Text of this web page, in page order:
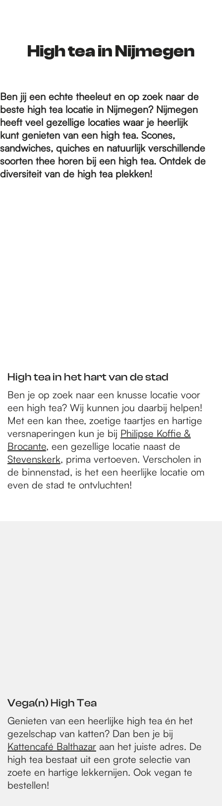
d
e
h
o
e
High tea in Nijmegen
Ben jij een echte theeleut en op zoek naar de
beste high tea locatie in Nijmegen? Nijmegen
heeft veel gezellige locaties waar je heerlijk
kunt genieten van een high tea. Scones,
sandwiches, quiches en natuurlijk verschillende
soorten thee horen bij een high tea. Ontdek de
diversiteit van de high tea plekken!
High tea in het hart van de stad
Ben je op zoek naar een knusse locatie voor
een high tea? Wij kunnen jou daarbij helpen!
Met een kan thee, zoetige taartjes en hartige
versnaperingen kun je bij Philipse Koffie &
Brocante, een gezellige locatie naast de
Stevenskerk, prima vertoeven. Verscholen in
de binnenstad, is het een heerlijke locatie om
even de stad te ontvluchten!
Vega(n) High Tea
Genieten van een heerlijke high tea én het
gezelschap van katten? Dan ben je bij
Kattencafé Balthazar aan het juiste adres. De
high tea bestaat uit een grote selectie van
zoete en hartige lekkernijen. Ook vegan te
bestellen!